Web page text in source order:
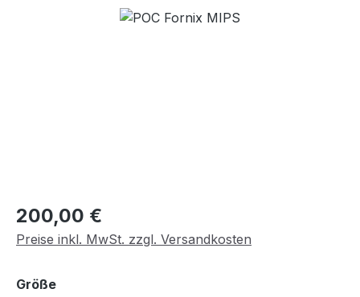
Bildergalerie überspringen
Regulärer Preis:
200,00 €
Preise inkl. MwSt. zzgl. Versandkosten
Größeauswählen